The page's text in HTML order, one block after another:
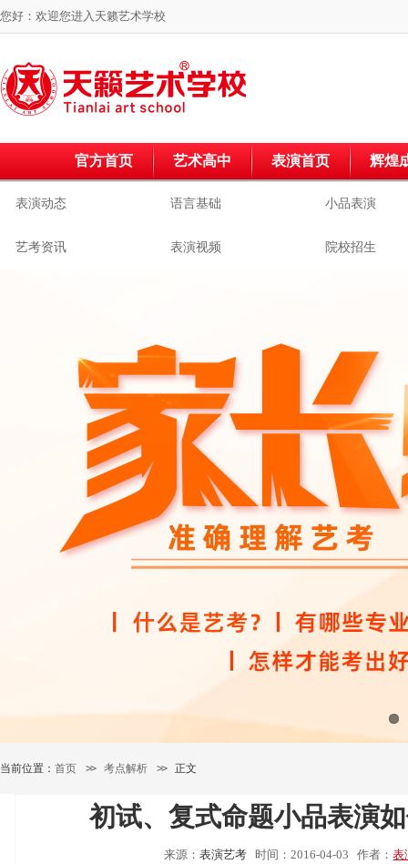
您好：欢迎您进入 天籁艺术学校
官方首页 艺术高中 表演首页 辉煌
表演动态 语言基础 小品表演
艺考资讯 表演视频 院校招生
当前位置： 首页 >> 考点解析 >> 正文
初试、复式命题小品表演
来源：表演艺考 时间：2016-04-03 作者：表